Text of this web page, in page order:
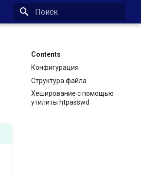
Contents
Конфигурация
Структура файла
Хеширование с помощью
утилиты htpasswd